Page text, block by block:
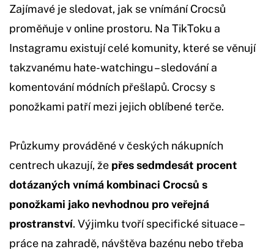
Zajímavé je sledovat, jak se vnímání Crocsů
proměňuje v online prostoru. Na TikToku a
Instagramu existují celé komunity, které se věnují
takzvanému hate-watchingu – sledování a
komentování módních přešlapů. Crocsy s
ponožkami patří mezi jejich oblíbené terče.
Průzkumy prováděné v českých nákupních
centrech ukazují, že přes sedmdesát procent
dotázaných vnímá kombinaci Crocsů s
ponožkami jako nevhodnou pro veřejná
prostranství. Výjimku tvoří specifické situace –
práce na zahradě, návštěva bazénu nebo třeba